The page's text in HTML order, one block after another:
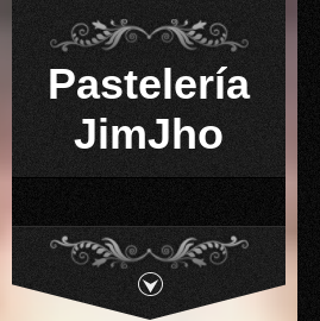
Pastelería
JimJho